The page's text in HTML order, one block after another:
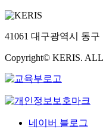
41061 대구광역시 동
Copyright© KERIS.
네이버 블로그